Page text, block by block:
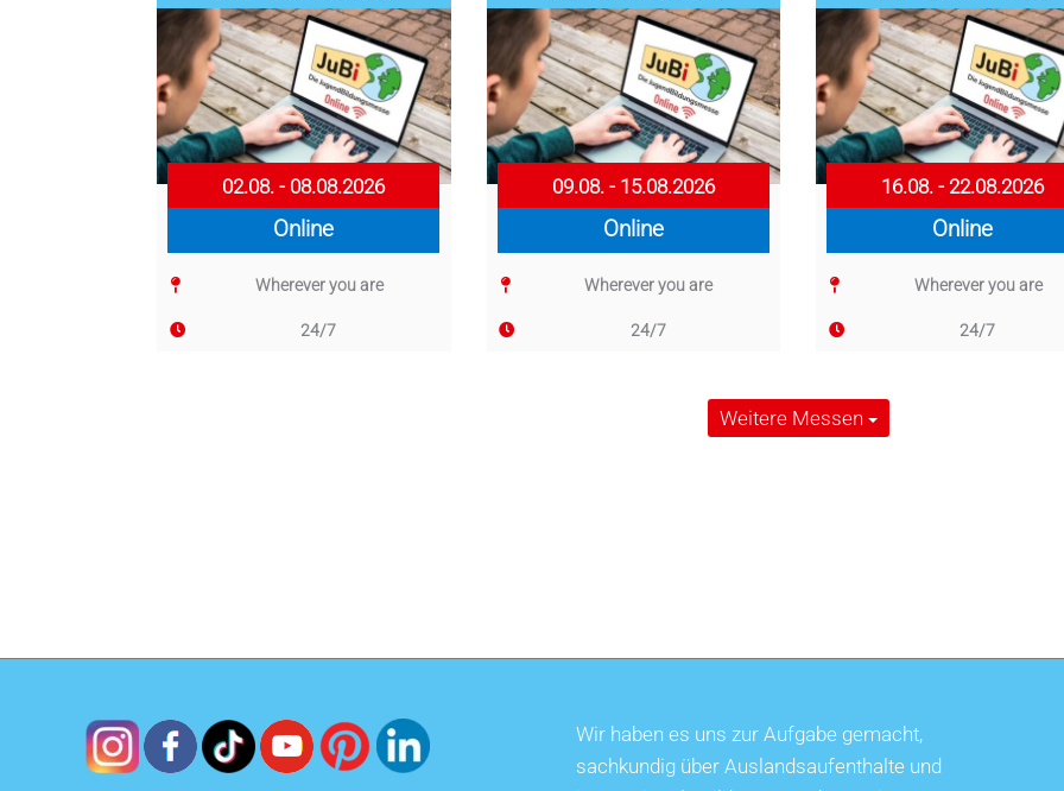
02.08. - 08.08.2026
Online
Wherever you are
24/7
09.08. - 15.08.2026
Online
Wherever you are
24/7
16.08. - 22.08.2026
Online
Wherever you are
24/7
Weitere Messen
Wir haben es uns zur Aufgabe gemacht,
sachkundig über Auslandsaufenthalte und